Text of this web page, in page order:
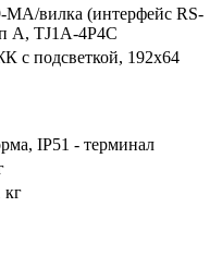
MА/вилка (интерфейс RS-
А, TJ1A-4P4C
с подсветкой, 192х64
IP51 - терминал
кг